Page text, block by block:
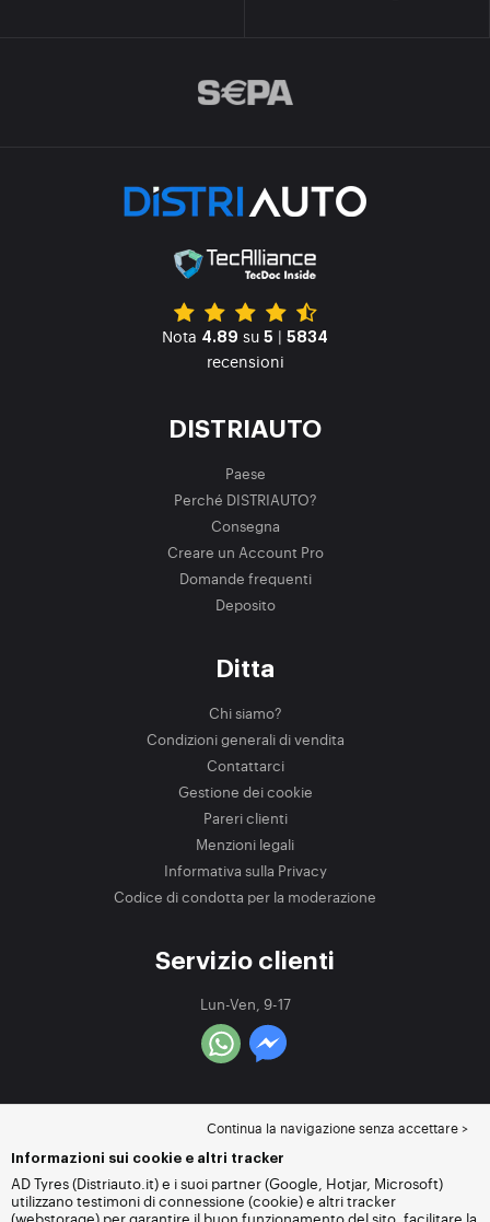
Nota 4.89 su 5 | 5834
recensioni
DISTRIAUTO
Paese
Perché DISTRIAUTO?
Consegna
Creare un Account Pro
Domande frequenti
Deposito
Ditta
Chi siamo?
Condizioni generali di vendita
Contattarci
Gestione dei cookie
Pareri clienti
Menzioni legali
Informativa sulla Privacy
Codice di condotta per la moderazione
Servizio clienti
Lun-Ven, 9-17
Continua la navigazione senza accettare >
Informazioni sui cookie e altri tracker
AD Tyres (Distriauto.it) e i suoi partner (Google, Hotjar, Microsoft)
utilizzano testimoni di connessione (cookie) e altri tracker
(webstorage) per garantire il buon funzionamento del sito, facilitare la